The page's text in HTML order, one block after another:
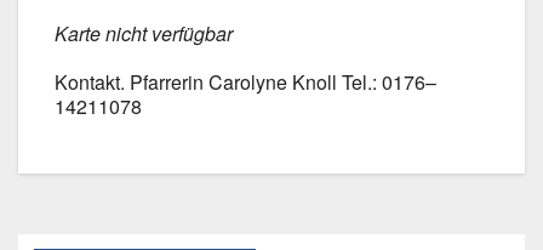
Kar­te nicht ver­füg­bar
Kon­takt. Pfar­re­rin Caro­ly­ne Knoll Tel.: 0176–
14211078